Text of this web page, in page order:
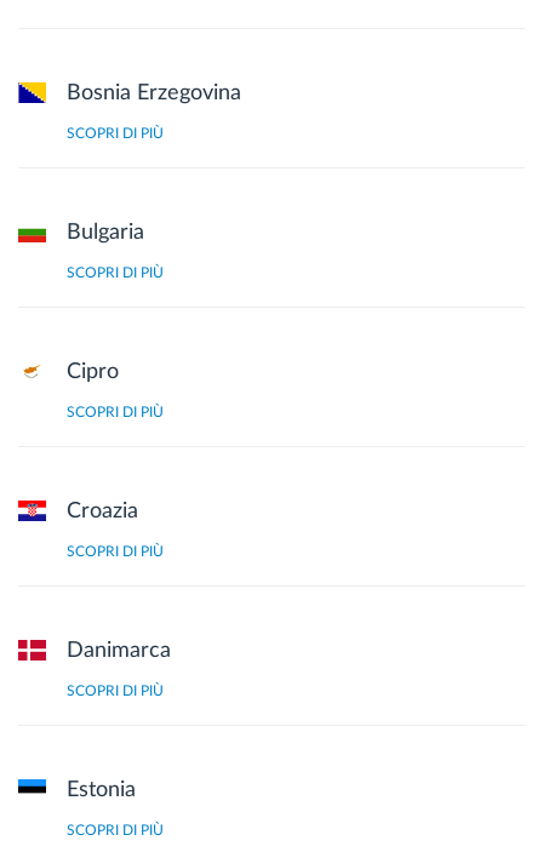
Pianificazione dei percorsi e monitoraggio
Scopri tutte le caratteristiche
Scopri quanto risparmi
Bosnia Erzegovina
SCOPRI DI PIÙ
Bulgaria
SCOPRI DI PIÙ
Cipro
SCOPRI DI PIÙ
Croazia
SCOPRI DI PIÙ
Danimarca
SCOPRI DI PIÙ
Estonia
SCOPRI DI PIÙ